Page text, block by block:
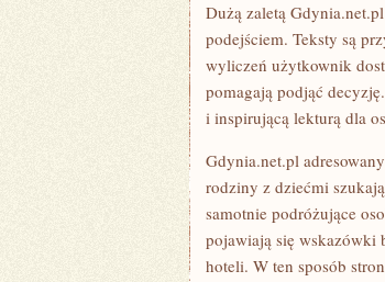
Dużą zaletą
podejściem. Teksty są
wyliczeń użytkownik
pomagają podjąć
i inspirującą lekturą dla
Gdynia.net.pl
rodziny z dziećmi
samotnie podróżujące
pojawiają się wskazówki
hoteli. W ten sposób